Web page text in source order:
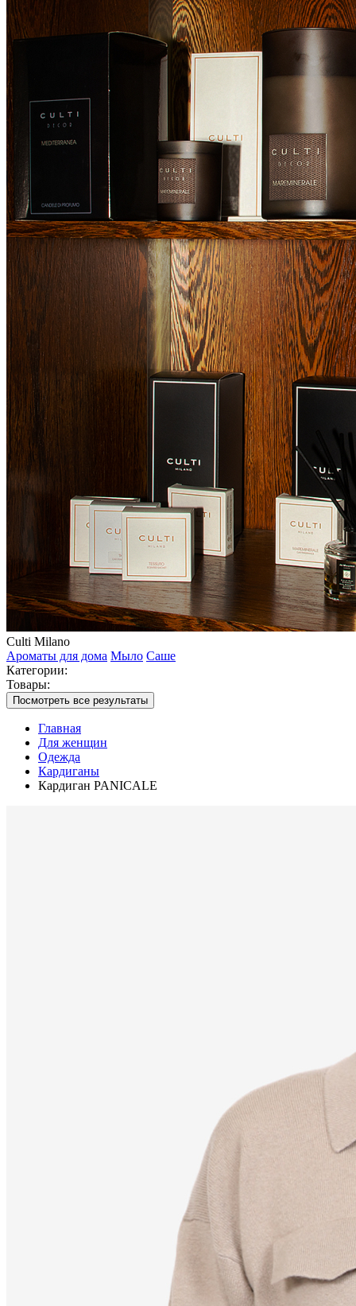
Culti Milano
Ароматы для дома Мыло Саше
Категории:
Товары:
Посмотреть все результаты
Главная
Для женщин
Одежда
Кардиганы
Кардиган PANICALE